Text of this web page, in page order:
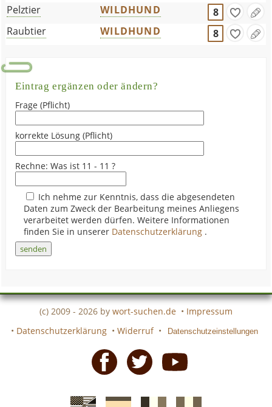
Pelztier WILDHUND
8
Raubtier
WILDHUND 8
Eintrag ergänzen oder ändern?
Frage (Pflicht)
korrekte Lösung (Pflicht)
Rechne: Was ist 11 - 11 ?
Ich nehme zur Kenntnis, dass die abgesendeten
Daten zum Zweck der Bearbeitung meines Anliegens
verarbeitet werden dürfen. Weitere Informationen
finden Sie in unserer Datenschutzerklärung .
(c) 2009 - 2026 by wort-suchen.de • Impressum
• Datenschutzerklärung • Widerruf • Datenschutzeinstellungen